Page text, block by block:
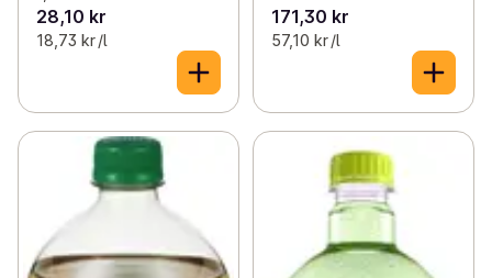
28,10 kr
18,73 kr /l
171,30 kr
57,10 kr /l